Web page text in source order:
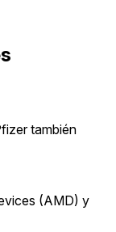
también
(AMD) y